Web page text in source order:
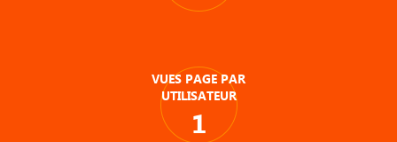
VUES PAGE PAR
UTILISATEUR
1